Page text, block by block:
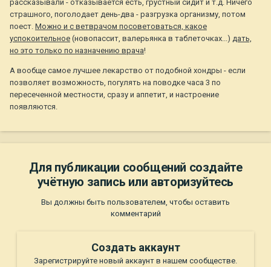
рассказывали - отказывается есть, грустный сидит и т.д. Ничего
страшного, поголодает день-два - разгрузка организму, потом
поест. Можно и с ветврачом посоветоваться, какое
успокоительное (новопассит, валерьянка в таблеточках...) дать,
но это только по назначению врача!
А вообще самое лучшее лекарство от подобной хондры - если
позволяет возможность, погулять на поводке часа 3 по
пересеченной местности, сразу и аппетит, и настроение
появляются.
Для публикации сообщений создайте
учётную запись или авторизуйтесь
Вы должны быть пользователем, чтобы оставить
комментарий
Создать аккаунт
Зарегистрируйте новый аккаунт в нашем сообществе.